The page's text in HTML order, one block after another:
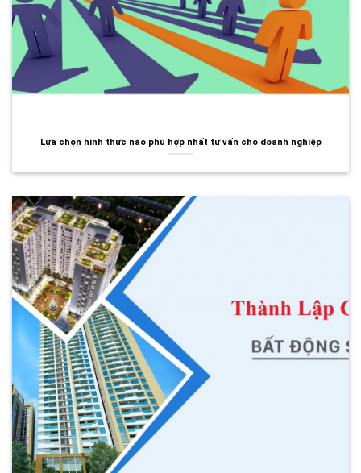
Lựa chọn hình thức nào phù hợp nhất tư vấn cho doanh nghiệp